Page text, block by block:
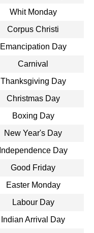
Whit Monday
Corpus Christi
Emancipation Day
Carnival
Thanksgiving Day
Christmas Day
Boxing Day
New Year's Day
Independence Day
Good Friday
Easter Monday
Labour Day
Indian Arrival Day